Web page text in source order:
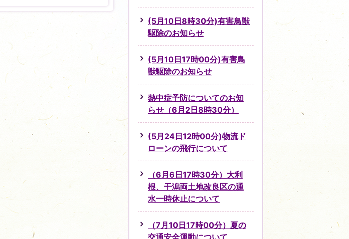
(5月10日8時30分)有害鳥獣
駆除のお知らせ
(5月10日17時00分)有害鳥
獣駆除のお知らせ
熱中症予防についてのお知
らせ（6月2日8時30分）
(5月24日12時00分)物流ド
ローンの飛行について
（6月6日17時30分）大利
根、干潟両土地改良区の通
水一時休止について
（7月10日17時00分）夏の
交通安全運動について